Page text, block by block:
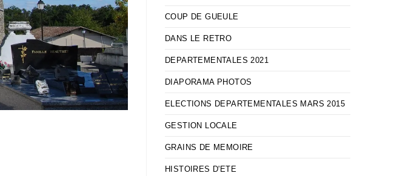
COUP DE GUEULE
DANS LE RETRO
DEPARTEMENTALES 2021
DIAPORAMA PHOTOS
ELECTIONS DEPARTEMENTALES MARS 2015
GESTION LOCALE
GRAINS DE MEMOIRE
HISTOIRES D'ETE